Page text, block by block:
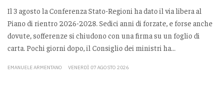
Il 3 agosto la Conferenza Stato-Regioni ha dato il via libera al
Piano di rientro 2026-2028. Sedici anni di forzate, e forse anche
dovute, sofferenze si chiudono con una firma su un foglio di
carta. Pochi giorni dopo, il Consiglio dei ministri ha...
EMANUELE ARMENTANO VENERDÌ 07 AGOSTO 2026